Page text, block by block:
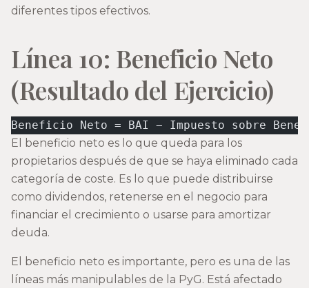
diferentes tipos efectivos.
Línea 10: Beneficio Neto
(Resultado del Ejercicio)
Beneficio Neto = BAI − Impuesto sobre
El beneficio neto es lo que queda para los
propietarios después de que se haya eliminado cada
categoría de coste. Es lo que puede distribuirse
como dividendos, retenerse en el negocio para
financiar el crecimiento o usarse para amortizar
deuda.
El beneficio neto es importante, pero es una de las
líneas más manipulables de la PyG. Está afectado